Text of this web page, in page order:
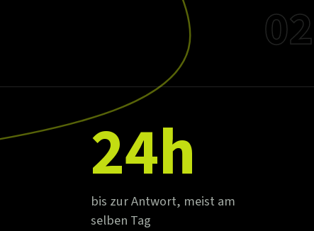
02
24h
bis zur Antwort, meist am
selben Tag